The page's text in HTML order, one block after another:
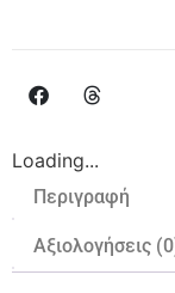
Loading...
Περιγραφή
Αξιολογήσεις